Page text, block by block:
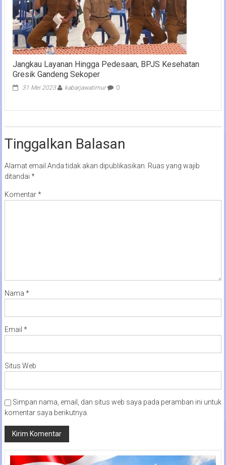
Jangkau Layanan Hingga Pedesaan, BPJS Kesehatan
Gresik Gandeng Sekoper
31 Mei 2023 kabarjawatimur 0
Tinggalkan Balasan
Alamat email Anda tidak akan dipublikasikan. Ruas yang wajib
ditandai *
Komentar*
Nama *
Email *
Situs Web
Simpan nama, email, dan situs web saya pada peramban ini untuk
komentar saya berikutnya.